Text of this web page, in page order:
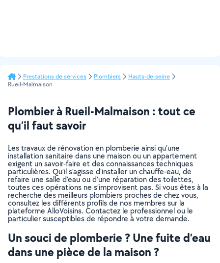
Prestations de services Plombiers
Hauts-de-seine
Rueil-Malmaison
Plombier à Rueil-Malmaison : tout ce
qu’il faut savoir
Les travaux de rénovation en plomberie ainsi qu’une
installation sanitaire dans une maison ou un appartement
exigent un savoir-faire et des connaissances techniques
particulières. Qu’il s’agisse d’installer un chauffe-eau, de
refaire une salle d’eau ou d’une réparation des toilettes,
toutes ces opérations ne s’improvisent pas. Si vous êtes à la
recherche des meilleurs plombiers proches de chez vous,
consultez les différents profils de nos membres sur la
plateforme AlloVoisins. Contactez le professionnel ou le
particulier susceptibles de répondre à votre demande.
Un souci de plomberie ? Une fuite d’eau
dans une pièce de la maison ?